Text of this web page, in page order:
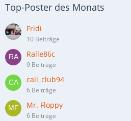
Top-Poster des Monats
Fridi
10 Beiträge
Ralle86c
9 Beiträge
cali_club94
6 Beiträge
Mr. Floppy
6 Beiträge